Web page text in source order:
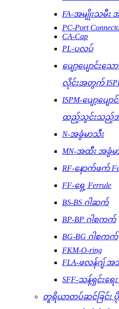
FA-အမျိုးသမီး
PC-Port
CA-Cap
PL-ပလပ်
ပျော့ပျောင်းသ
လိုင်းအတွက်
ISPM-ပျော့ပ
ထည့်သွင်းသည့်အ
N-အခွံမာသီး
MN-အထီး အခွံမ
RF-နောက်ဖက်
FF-ရှေ့ Ferrule
BS-BS ဂါဆက်
BP-BP ဂါစကက်
BG-BG ဂါစကက်
FKM-O-ring
FLA-ဖလန်ဂျ်
SFF-သန့်ရှင်းရ
တူရိယာတပ်ဆင်ခြင်း